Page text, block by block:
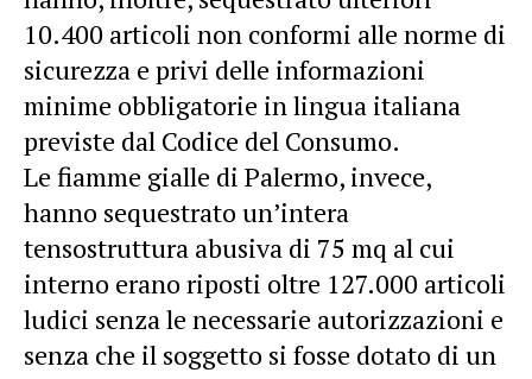
10.400 articoli non conformi alle norme di
sicurezza e privi delle informazioni
minime obbligatorie in lingua italiana
previste dal Codice del Consumo.
Le fiamme gialle di Palermo, invece,
hanno sequestrato un’intera
tensostruttura abusiva di 75 mq al cui
interno erano riposti oltre 127.000 articoli
ludici senza le necessarie autorizzazioni e
senza che il soggetto si fosse dotato di un